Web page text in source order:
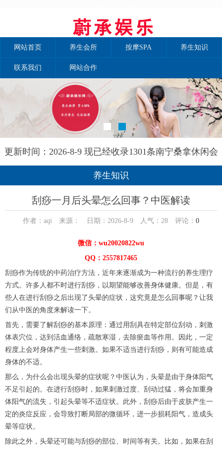
网站首页 养生会所 按摩SPA 养生知识
联系我们 网站合作
更新时间：2026-8-9 现已经收录1301条南宁桑拿休闲会
所-南宁秘境养生网信息
养生知识
刮痧一月后头晕怎么回事？中医解读
作者：aqi 来源： 日期：2026-8-9 人气： 28 评论： 0
微信：wu20020822wu
QQ：2557817465
刮痧作为传统的中药治疗方法，近年来逐渐成为一种流行的养生理疗
方式。许多人都不时进行刮痧，以期望能够改善身体健康。但是，有
些人在进行刮痧之后出现了头晕的症状，这究竟是怎么回事呢？让我
们从中医的角度来解读一下。
首先，需要了解刮痧的基本原理：通过用刮具在特定部位刮动，刺激
体表穴位，达到活血通络，疏散寒湿，去除瘀血等作用。因此，一定
程度上会对身体产生一些刺激。如果不适当进行刮痧，则有可能造成
身体的不适。
那么，为什么会出现头晕的症状呢？中医认为，头晕是由于身体阳气
不足引起的。在进行刮痧时，如果刺激过度、刮动过猛，将会加重身
体阳气的流失，引起头晕等不适症状。此外，刮痧后由于皮肤产生一
定的炎症反应，会导致打断局部的微循环，进一步损耗阳气，造成头
晕等症状。
除此之外，头晕还可能与刮痧的部位、时间等有关。比如，如果在刮